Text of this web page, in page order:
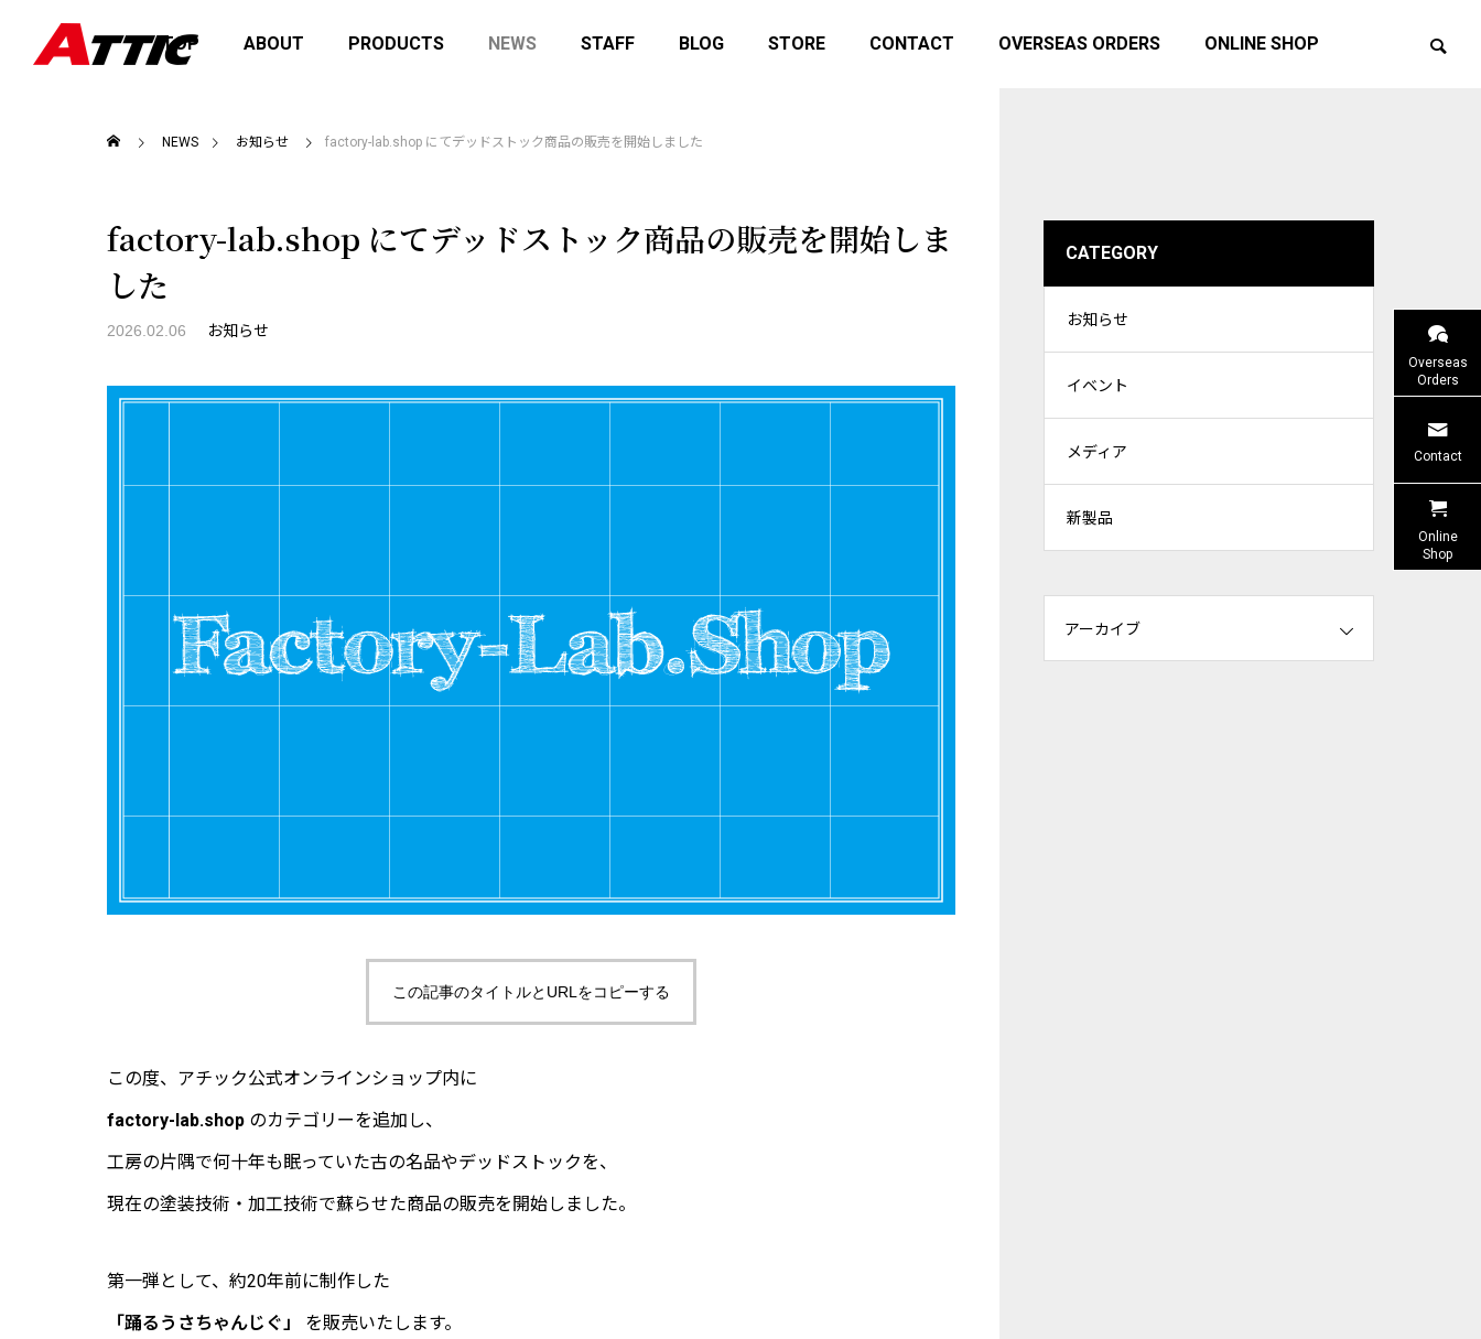
TOP ABOUT PRODUCTS NEWS STAFF BLOG STORE CONTACT OVERSEAS ORDERS ONLINE SHOP
ATTICサマーキャンペーン2026を開催
イベント お知らせ
NEWS お知らせ factory-lab.shop にてデッドストック商品の販売を開始しました
factory-lab.shop にてデッドストック商品の販売を開始しま
した
2026.02.06 お知らせ
この記事のタイトルとURLをコピーする
この度、アチック公式オンラインショップ内に
factory-lab.shop のカテゴリーを追加し、
工房の片隅で何十年も眠っていた古の名品やデッドストックを、
現在の塗装技術・加工技術で蘇らせた商品の販売を開始しました。
第一弾として、約20年前に制作した
「踊るうさちゃんじぐ」
を販売いたします。
CATEGORY
お知らせ
イベント
メディア
新製品
アーカイブ
Overseas
Orders
Contact
Online
Shop